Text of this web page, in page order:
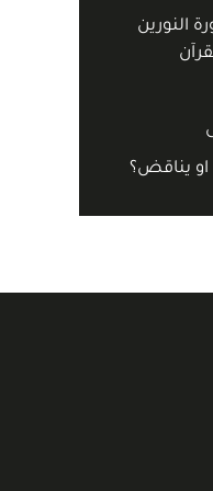
النورين
او يناقض؟